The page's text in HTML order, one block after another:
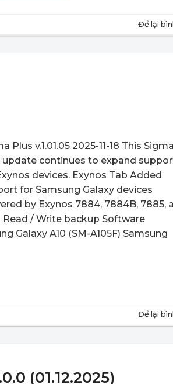
Để lại
Plus v.1.01.05 2025-11-18 This Sigma
update continues to expand
devices. Exynos Tab Added
for Samsung Galaxy devices
by Exynos 7884, 7884B, 7885,
/ Write backup Software
Galaxy A10 (SM-A105F) Samsung
Để lại
(01.12.2025)